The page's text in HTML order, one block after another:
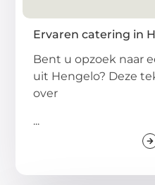
Ervaren catering in
Bent u opzoek naar
uit Hengelo? Deze
over
...